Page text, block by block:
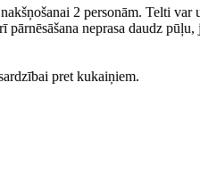
2 personām. Telti
pārnēsāšana neprasa daudz
pret kukaiņiem.